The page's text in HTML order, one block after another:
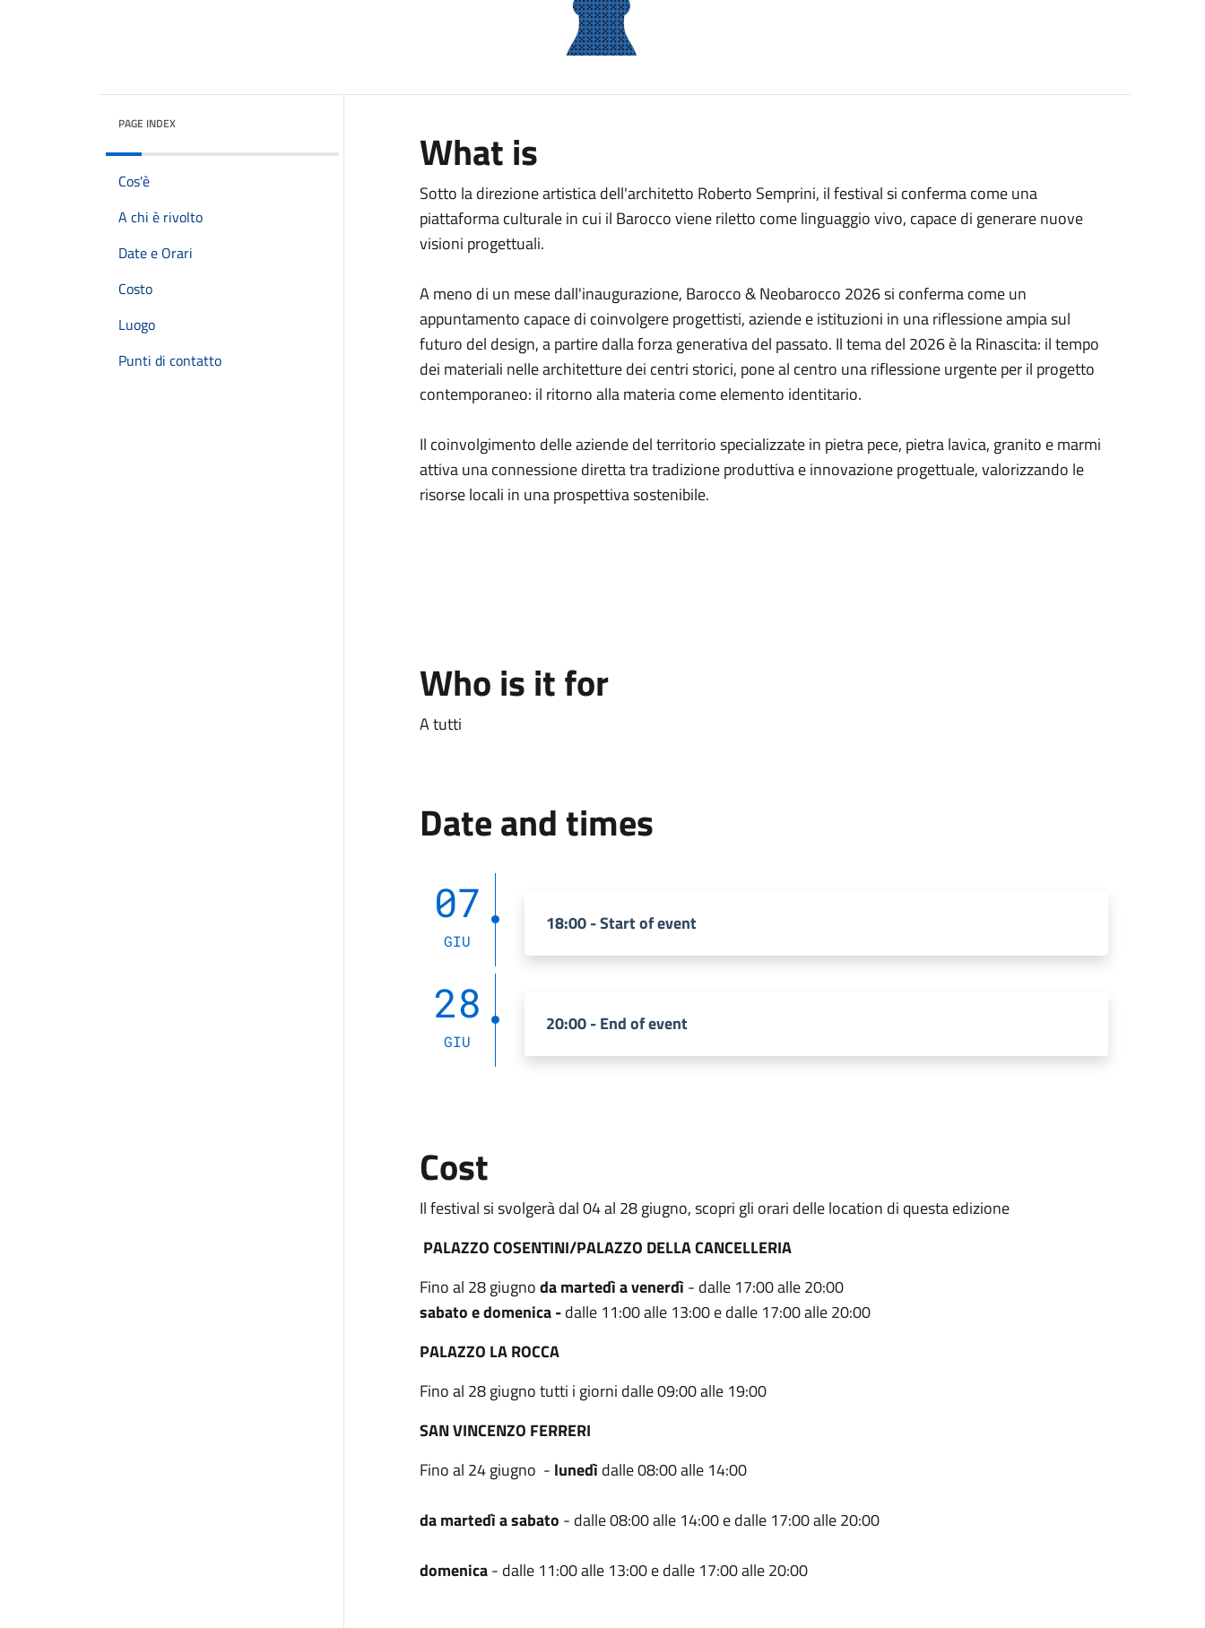
PAGE INDEX
Cos'è
A chi è rivolto
Date e Orari
Costo
Luogo
Punti di contatto
What is
Sotto la direzione artistica dell'architetto Roberto Semprini, il festival si conferma come una
piattaforma culturale in cui il Barocco viene riletto come linguaggio vivo, capace di generare nuove
visioni progettuali.
A meno di un mese dall'inaugurazione, Barocco & Neobarocco 2026 si conferma come un
appuntamento capace di coinvolgere progettisti, aziende e istituzioni in una riflessione ampia sul
futuro del design, a partire dalla forza generativa del passato. Il tema del 2026 è la Rinascita: il tempo
dei materiali nelle architetture dei centri storici, pone al centro una riflessione urgente per il progetto
contemporaneo: il ritorno alla materia come elemento identitario.
Il coinvolgimento delle aziende del territorio specializzate in pietra pece, pietra lavica, granito e marmi
attiva una connessione diretta tra tradizione produttiva e innovazione progettuale, valorizzando le
risorse locali in una prospettiva sostenibile.
Who is it for
A tutti
Date and times
07
GIU
18:00 - Start of event
28
GIU
20:00 - End of event
Cost
Il festival si svolgerà dal 04 al 28 giugno, scopri gli orari delle location di questa edizione
PALAZZO COSENTINI/PALAZZO DELLA CANCELLERIA
Fino al 28 giugnoda martedì a venerdì - dalle 17:00 alle 20:00
sabato e domenica -dalle 11:00 alle 13:00 e dalle 17:00 alle 20:00
PALAZZO LA ROCCA
Fino al 28 giugno tutti i giorni dalle 09:00 alle 19:00
SAN VINCENZO FERRERI
Fino al 24 giugno - lunedì dalle 08:00 alle 14:00
da martedì a sabato - dalle 08:00 alle 14:00 e dalle 17:00 alle 20:00
domenica- dalle 11:00 alle 13:00 e dalle 17:00 alle 20:00